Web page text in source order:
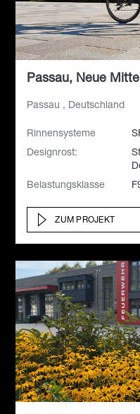
Passau, Neue Mitte
Passau , Deutschland
Rinnensysteme
Designrost:
Belastungsklasse
ZUM PROJEKT